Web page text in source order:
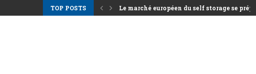
TOP POSTS
Le marché européen du self storage se